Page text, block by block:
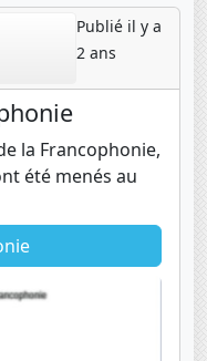
Publié il y a
2 ans
la Francophonie,
été menés au